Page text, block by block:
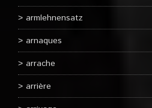
armlehnensatz
arnaques
arrache
arrière